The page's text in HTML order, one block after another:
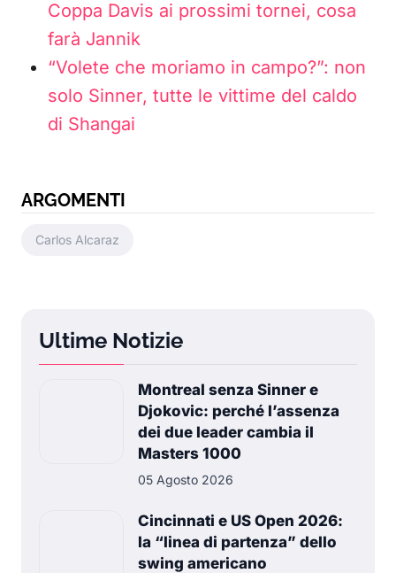
Coppa Davis ai prossimi tornei, cosa
farà Jannik
“Volete che moriamo in campo?”: non
solo Sinner, tutte le vittime del caldo
di Shangai
ARGOMENTI
Carlos Alcaraz
Ultime Notizie
Montreal senza Sinner e
Djokovic: perché l’assenza
dei due leader cambia il
Masters 1000
05 Agosto 2026
Cincinnati e US Open 2026:
la “linea di partenza” dello
swing americano